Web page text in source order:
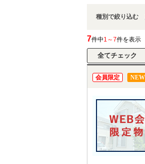
種別で絞り込む
7件中1～7件を表示
会員限定 NEW